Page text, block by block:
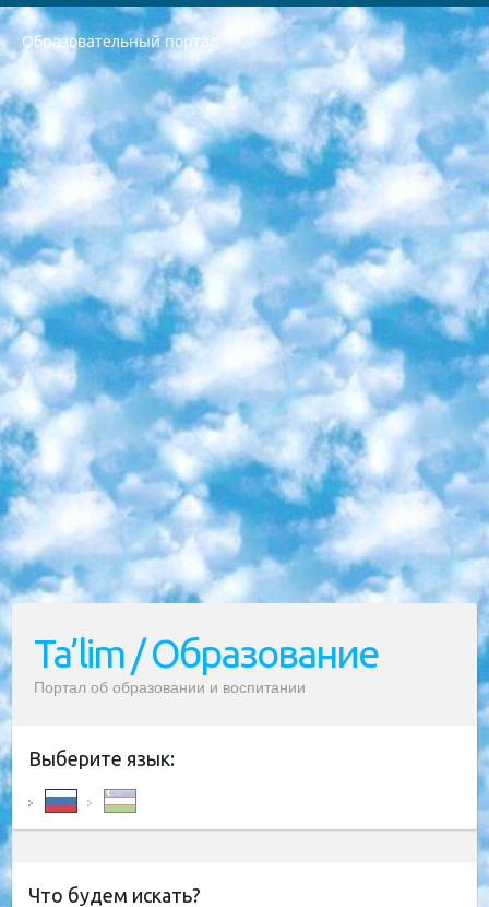
Образовательный портал
РЕСПУБЛИКА УЗБЕКИСТАН МИНИСТРЕРСТВО ДОШКОЛЬНОГО И ШКОЛЬНОГО ОБРАЗОВАНИЯ КОМАНДА в общеобразовательных учреждениях в 2023-2024 учебном году организация и проведение итоговой государственной аттестации обучающихся о Министра дошкольного и школьного образования Республики Узбекистан от 4 марта 2008 года (постановлением Минюста от 20 марта 2008 года № 1778 государственной регистрации) «Итоговое состояние учащихся общего среднего образования на основании положения об утверждении положения об аттестации общего среднего образования выпускной экзамен студентов в образовательных учреждениях в 2023-2024 учебном году В целях организации и прохождения аттестации приказываю: 1. Следующее: перечень предметов, по которым будет проводиться итоговая государственная аттестация и экзамен формы перевода согласно приложению 1; сертификаты международного образца, оценивающие уровень владения иностранными языками перечень согласно приложению 2; 2. Педагогический при специализированных образовательных учреждениях. научно-практический центр квалификации и международной оценки (Д.Давидова) 2024 г. До 25 марта: задания по предметам, по которым будет проводиться итоговая аттестация разработка и утверждение технических условий; итоговая аттестация на основании разработанного предметного задания разработка вопросов по предметам (устно и письменно), экзамен передача; общеобразовательные средние школы и специальные учебные заведения учащиеся выпускных классов школ и интернатов в агентской системе подготовка базы данных экзаменационных материалов и критериев оценки; перевод базы экзаменационных материалов на все языки обучения подать в Республиканский образовательный центр для изготовления; варианты экзаменов на основе разработанных контрольных материалов пусть будут поставлены задачи формирования. 3. Республиканский образовательный центр (Ш.Худайкулов) до 5 апреля 2024 года. до: база данных предоставленных экзаменационных материалов на все языки обучения перевод и экспертиза; для слепых, слабовидящих, глухих, слабослышащих и умственно отсталых детей учащиеся выпускных классов специализированных школ и школ-интернатов база данных экзаменационных материалов на всех преподаваемых языках подготовка критериев оценки; специализированные школы для умственно отсталых детей и технологии для учащихся выпускных классов школ-интернатов разработка соответствующих рекомендаций и критериев проведения ЕГЭ по естествознанию давать задания. 4. Педагогический при специализированных образовательных учреждениях. Научно-практический центр навыков и международной оценки (Д.Давидова), Республика образовательный центр (Худайкулов Ш.) итоговый государственный аттестационный экзамен ориентирован на творческое и логическое мышление при подготовке базы материалов учитывать введение заданий. 5. Следует отметить, что: сертификат государственного образца о знании общеобразовательного предмета и как минимум национальный уровень B1 по предметам на иностранных языках, указанным в Приложении 2. или международно признанный сертификат эквивалентного уровня студенты, изучающие определенный предмет, освобождаются от экзамена; по соответствующим предметам запланирована итоговая государственная аттестация за день до дня, путем жеребьевки Рабочей группой (в письменной форме по предметам, проводимым в форме) из числа сформированных вариантов выбрано 2 варианта; 2 выбранных варианта экзамена анонсированы на официальном сайте министерства и все выпускники по всей стране на основе этих вариантов проводит итоговую государственную аттестацию. 6. Государственное образование учащихся средних общеобразовательных учреждений. знания в соответствии с квалификационными требованиями, которые необходимо приобрести на основании стандартов итоговый (выпускной) контроль для 9 и 11 классов в целях тестирования Экзамены (далее – экзамены) состоят из предметов, перечисленных в приложении 1. будет сделано. 7. Экзамены пройдут с 26 мая по 15 июня 2024 г. (кроме науки физического воспитания). 8. Физическая для учащихся 9 классов общесредних образовательных учреждений. Экзамены по предмету «Образование, квалификация медицина» 1-6 мая 2024 года. сотрудники перевести под присмотр (с отклонениями в физическом или умственном развитии) специализированная школа для детей, школы-интернаты и со сколиозом школы-интернаты санаторного типа для больных детей исключены). 9. Он был слепым, слабовидящим и имел нарушения опорно-двигательного аппарата. экзамены в специализированных школах и интернатах для детей должны проводиться исходя из требований, предъявляемых к общеобразовательным учреждениям (физкультура кроме науки). 10. Специализированная школа для глухих и слабослышащих детей. и экзамены в интернатах и быть реализован в виде письменного теста по математике. 11. Специальность для умственно отсталых детей. Для 9 класса Родной язык и литературное письмо Государственный язык (язык обучения – узбекский). для неклассов) написано Математическое письмо Письменная/устная история Узбекистана Физическое воспитание практично Итоговый контроль Для 11 класса Написание родного языка и литературы (эссе) Математическое письмо Узбекский язык (обучение на узбекском языке) не посещающее общее среднее образование для учреждений)/Образовательное учреждение выбор письменный и устный Иностранный язык письменный/устный Письменная/устная история Узбекистана *По выбору студента:  Химия  Физика  Основы государственного права  География 10 бесплатных образовательных ресурсов - Мы составили подборку онлайн-проектов с интерактивными упражнениями, видеолекциями и статьями. Они помогут вам обрести новые и освежить старые знания бесплатно. 1. «ИНТУИТ» Старейшая образовательная площадка Рунета. Здесь вы найдёте сотни текстовых и видеокурсов на десятки различных тем — от программирования до психологии. Многие курсы подготовлены российскими университетами и крупными международными компаниями вроде Intel и Microsoft. Самостоятельное обучение бесплатное, но желающие могут оплатить услуги персональных наставников. 2. «Смартия» знакомит с актуальными профессиями и подсказывает, как им обучаться. Выбрав заинтересовавшую вас специальность — SMM-специалист, фотограф, веб-дизайнер или другую, — увидите список необходимых для неё умений. Чтобы вы могли освоить их самостоятельно, для каждого умения площадка отображает подборку ссылок на учебные материалы. Хотя «Смартия» ориентируется на русскоязычную аудиторию, часть контента всё же доступна только на английском. 3. «Лекторий Физтеха» Проект Московского физико-технического института (Физтеха). С его помощью вы можете смотреть онлайн серии лекций, записанные на видео в этом вузе. В числе доступных предметов — физика, биология, химия, информационные технологии и другие. К некоторым лекциям администрация ресурса прилагает готовые конспекты, которые можно скачивать в PDF-формате. 4. ITMOcourses Онлайн-площадка Санкт-Петербургского национального исследовательского университета информационных технологий, механики и оптики (ИТМО). Ресурс предоставляет свободный доступ к курсам, разработанным в этом вузе. Каталог материалов разбит на четыре категории: «Оптические системы и технологии», «Приборостроение и робототехника», «Информационные технологии» и «Биотехнологии». Курсы состоят из видеолекций, интерактивных демонстраций и заданий. 5. «КиберЛенинка» Электронная научная библиотека открытого доступа. Каталог площадки регулярно обрастает текстами статей из различных научных изданий. Сгруппированные по журналам и рубрикам публикации можно читать онлайн или скачивать целиком в PDF-формате. Проект нацелен на популяризацию науки за счёт открытого доступа к качественной информации. 6. «ПостНаука» На этом ресурсе публикуют подборки видеолекций, составленные экспертами из разных отраслей и объединённые общими темами. Среди них, к примеру, есть серии «Биоинформатика и геномика», «Культура средневековой Скандинавии» и Cinema Studies о теории кино. Каждая подборка лекций — логически связанная история, рассказанная экспертом от первого лица. Кроме того, на сайте появляются научно-образовательные статьи и тесты на разные темы. 7. «Newочём» Команда проекта «Newочём» отбирает самые интересные тексты из англоязычных СМИ и переводит те из них, за которые голосуют участники сообщества «ВКонтакте». По большей части это научно-популярные статьи. Редакторы придумывают лишь заголовки, в остальном содержание переводов соответствует оригиналам. Полные тексты можно читать прямо в социальной сети. 8. InternetUrok Онлайн-база материалов по основным дисциплинам школьной программы. Информация на сайте структурирована по классам, предметам и темам (урокам). Каждый урок состоит из видеолекций и конспектов. Есть также интерактивные тренажёры и тесты для закрепления пройденного материала. Даже если вы давно окончили школу, возможность повторить программу старших классов всегда может пригодиться. 9. Edutainme Ещё один ресурс об образовании. В отличие от Newtonew, как мне кажется, Edutainme больше ориентируется на представителей индустрии: педагогов, предпринимателей, разработчиков образовательных проектов. Но и любой, кто просто стремится к саморазвитию, найдёт на сайте много полезного и интересного для себя. Например, информацию о новых курсах и образовательных сервисах. 10. Newtonew Онлайн-медиа об образовании и обучении в широком смысле. Авторы Newtonew пишут об инструментах, заведениях, тактиках и стратегиях, которые помогают учить других и получать новые знания самостоятельно. На этой площадке вы найдёте новости, обзоры, аналитические мат
Ta’lim / Образование
Портал об образовании и воспитании
Выберите язык:
Что будем искать?